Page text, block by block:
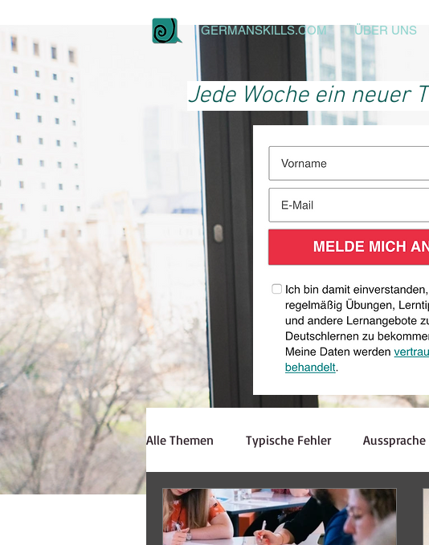
GERMANSKILLS.COM ÜBER UNS
Jede Woche ein neuer
Alle Themen Typische Fehler Aussprache
Hörverstehen Schreiben